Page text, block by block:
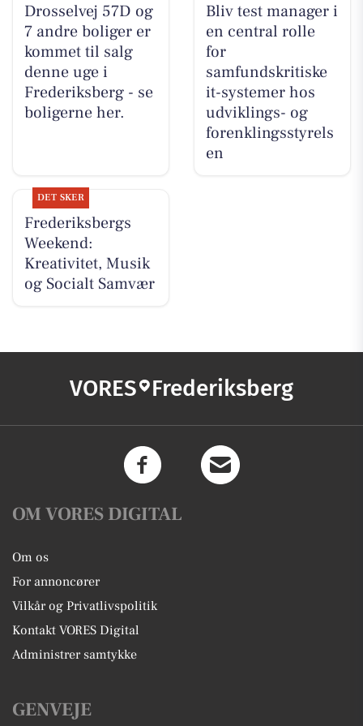
Drosselvej 57D og
7 andre boliger er
kommet til salg
denne uge i
Frederiksberg - se
boligerne her.
Bliv test manager i
en central rolle
for
samfundskritiske
it-systemer hos
udviklings- og
forenklingsstyrels
en
DET SKER
Frederiksbergs
Weekend:
Kreativitet, Musik
og Socialt Samvær
VORES Frederiksberg
OM VORES DIGITAL
Om os
For annoncører
Vilkår og Privatlivspolitik
Kontakt VORES Digital
Administrer samtykke
GENVEJE